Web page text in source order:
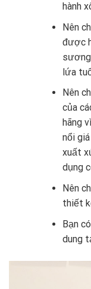
hành
Nên
được
lứa
Nên
của
hãng
nổi
xuất
dụng
Nên
thiết
Bạn
dung